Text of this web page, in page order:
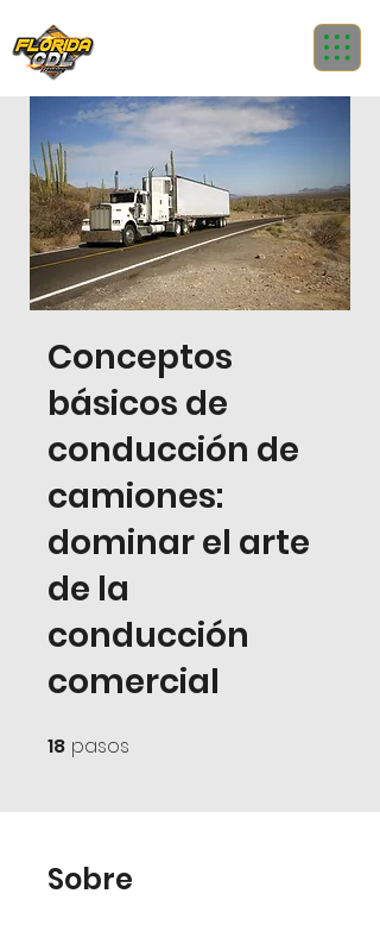
Conceptos
básicos de
conducción de
camiones:
dominar el arte
de la
conducción
comercial
18 pasos
Sobre